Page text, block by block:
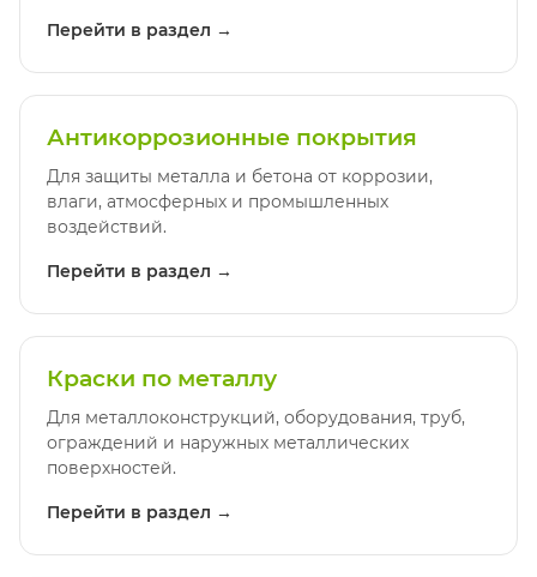
Перейти в раздел →
Антикоррозионные покрытия
Для защиты металла и бетона от коррозии,
влаги, атмосферных и промышленных
воздействий.
Перейти в раздел →
Краски по металлу
Для металлоконструкций, оборудования, труб,
ограждений и наружных металлических
поверхностей.
Перейти в раздел →